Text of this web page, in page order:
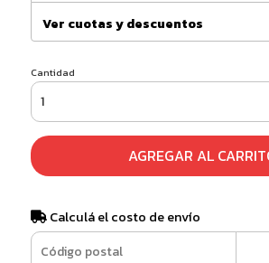
Ver cuotas y descuentos
Cantidad
AGREGAR AL
Calculá el costo de envío